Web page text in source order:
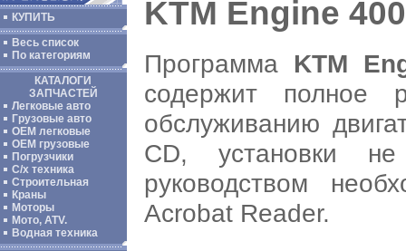
КУПИТЬ
Весь список
По категориям
КАТАЛОГИ
ЗАПЧАСТЕЙ
Легковые авто
Грузовые авто
ОЕМ легковые
OEM грузовые
Погрузчики
С/х техника
Строительная
Краны
Моторы
Мото, ATV.
Водная техника
KTM Engine
Программа KTM
содержит полное
обслуживанию
CD, установки
руководством
Acrobat Reader.